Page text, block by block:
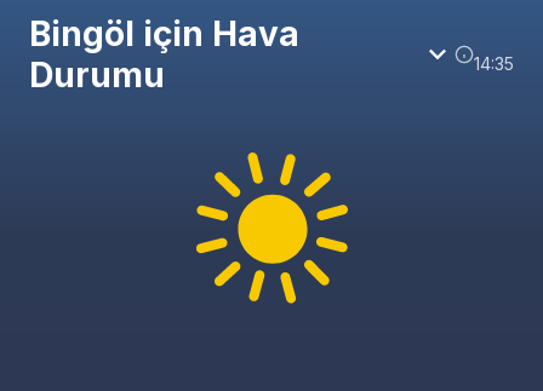
Bingöl için Hava
Durumu
14:35